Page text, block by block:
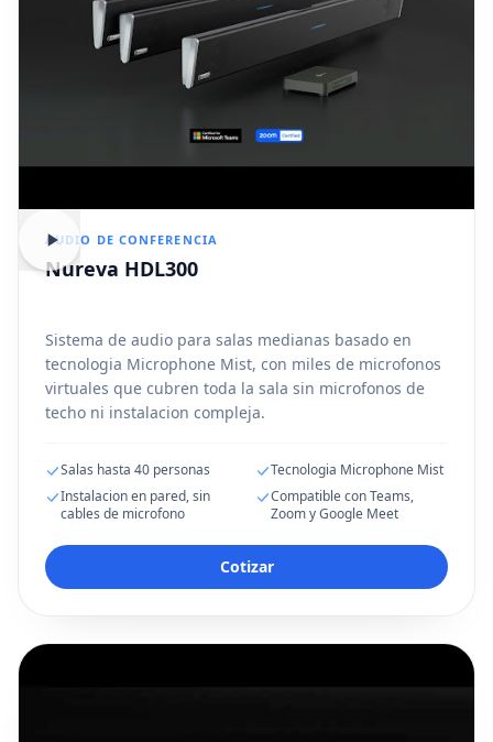
AUDIO DE CONFERENCIA
Nureva HDL300
Sistema de audio para salas medianas basado en
tecnologia Microphone Mist, con miles de microfonos
virtuales que cubren toda la sala sin microfonos de
techo ni instalacion compleja.
Salas hasta 40 personas
Tecnologia Microphone Mist
Instalacion en pared, sin
cables de microfono
Compatible con Teams,
Zoom y Google Meet
Cotizar